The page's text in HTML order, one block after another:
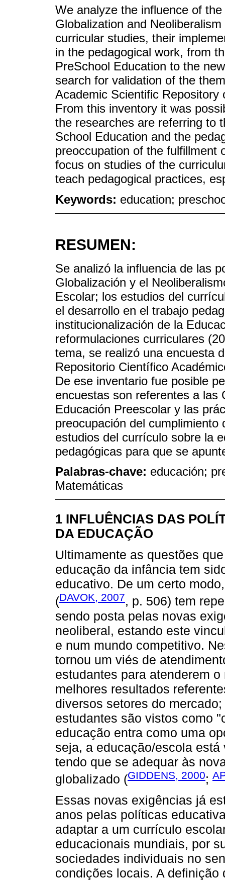
We analyze the influence of
Globalization and
curricular studies, their
in the pedagogical work, from
PreSchool Education to the
search for validation of the
Academic Scientific
From this inventory it was
the researches are referring to
School Education and the
preoccupation of the fulfillment
focus on studies of the
teach pedagogical practices,
Keywords: education;
RESUMEN:
Se analizó la influencia de las
Globalización y el
Escolar; los estudios del
el desarrollo en el trabajo
institucionalización de la
reformulaciones curriculares
tema, se realizó una encuesta
Repositorio Científico
De ese inventario fue posible
encuestas son referentes a las
Educación Preescolar y las
preocupación del
estudios del currículo sobre la
pedagógicas para que se
Palabras-chave: educación;
Matemáticas
1 INFLUÊNCIAS DAS
DA EDUCAÇÃO
Ultimamente as questões
educação da infância tem
educativo. De um certo
(DAVOK, 2007, p. 506) tem
sendo posta pelas novas
neoliberal, estando este
e num mundo competitivo.
tornou um viés de
estudantes para atenderem
melhores resultados
diversos setores do
estudantes são vistos como
educação entra como uma
seja, a educação/escola
tendo que se adequar às
globalizado (GIDDENS, 2000;
Essas novas exigências já
anos pelas políticas
adaptar a um currículo
educacionais mundiais, por
sociedades individuais no
condições locais. A